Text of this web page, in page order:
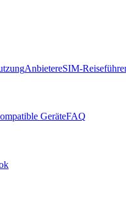
AnbietereSIM-
GeräteFAQ